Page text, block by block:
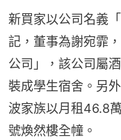
新買家以公司名義
記，董事為謝宛霏
公司」，該公司屬
裝成學生宿舍。另
波家族以月租46.8
號煥然樓全幢。